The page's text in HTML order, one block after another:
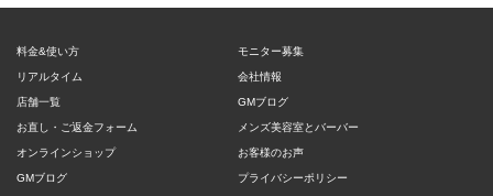
料金&使い方
リアルタイム
店舗一覧
お直し・ご返金フォーム
オンラインショップ
GMブログ
モニター募集
会社情報
GMブログ
メンズ美容室とバーバー
お客様のお声
プライバシーポリシー